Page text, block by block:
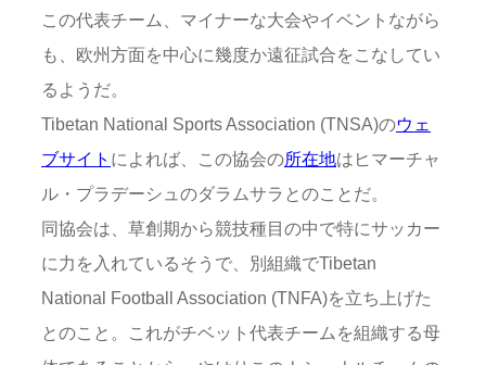
この代表チーム、マイナーな大会やイベントながら
も、欧州方面を中心に幾度か遠征試合をこなしてい
るようだ。
Tibetan National Sports Association (TNSA)のウェ
ブサイト によれば、この協会の所在地はヒマーチャ
ル・プラデーシュのダラムサラとのことだ。
同協会は、草創期から競技種目の中で特にサッカー
に力を入れているそうで、別組織でTibetan
National Football Association (TNFA)を立ち上げた
とのこと。これがチベット代表チームを組織する母